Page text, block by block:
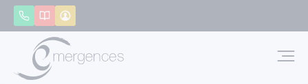
AppelerCatalogue
Panneau de gestion des cookies